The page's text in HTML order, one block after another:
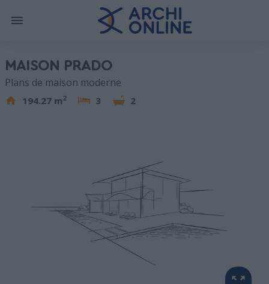
MAISON PRADO
Plans de maison moderne
194.27 m2 3 2